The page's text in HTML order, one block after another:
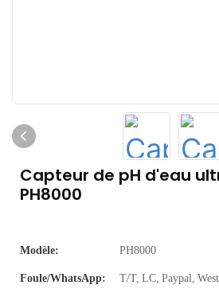
Capteur de pH d'eau
PH8000
Modèle: PH8000
Foule/WhatsApp:
T/T, LC, Paypal,